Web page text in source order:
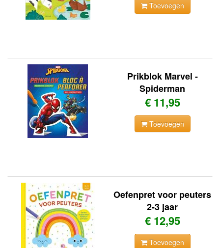
Toevoegen
Prikblok Marvel -
Spiderman
€ 11,95
Toevoegen
Oefenpret voor peuters
2-3 jaar
€ 12,95
Toevoegen